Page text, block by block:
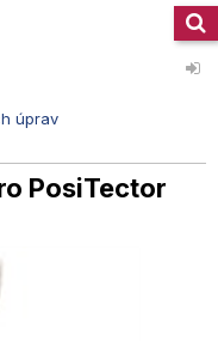
úprav
PosiTector